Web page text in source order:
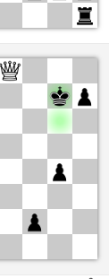
(1283) (-17)
(1265) (+17)
+ 8 seconds/move